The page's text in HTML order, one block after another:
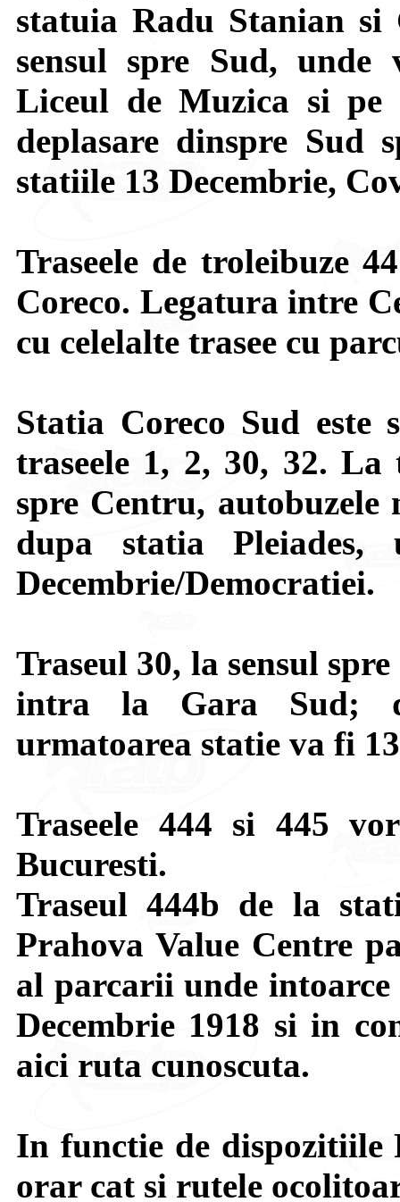
statuia Radu Stanian
sensul spre Sud, unde
Liceul de Muzica si pe
deplasare dinspre Sud
statiile 13 Decembrie,
Traseele de troleibuze
Coreco. Legatura intre
cu celelalte trasee cu
Statia Coreco Sud este
traseele 1, 2, 30, 32. La
spre Centru,
dupa statia
Decembrie/Democratiei.
Traseul 30, la sensul
intra la Gara Sud;
urmatoarea statie va fi
Traseele 444 si 445
Bucuresti.
Traseul 444b de la
Prahova Value Centre
al parcarii unde
Decembrie 1918 si in
aici ruta cunoscuta.
In functie de
orar cat si rutele